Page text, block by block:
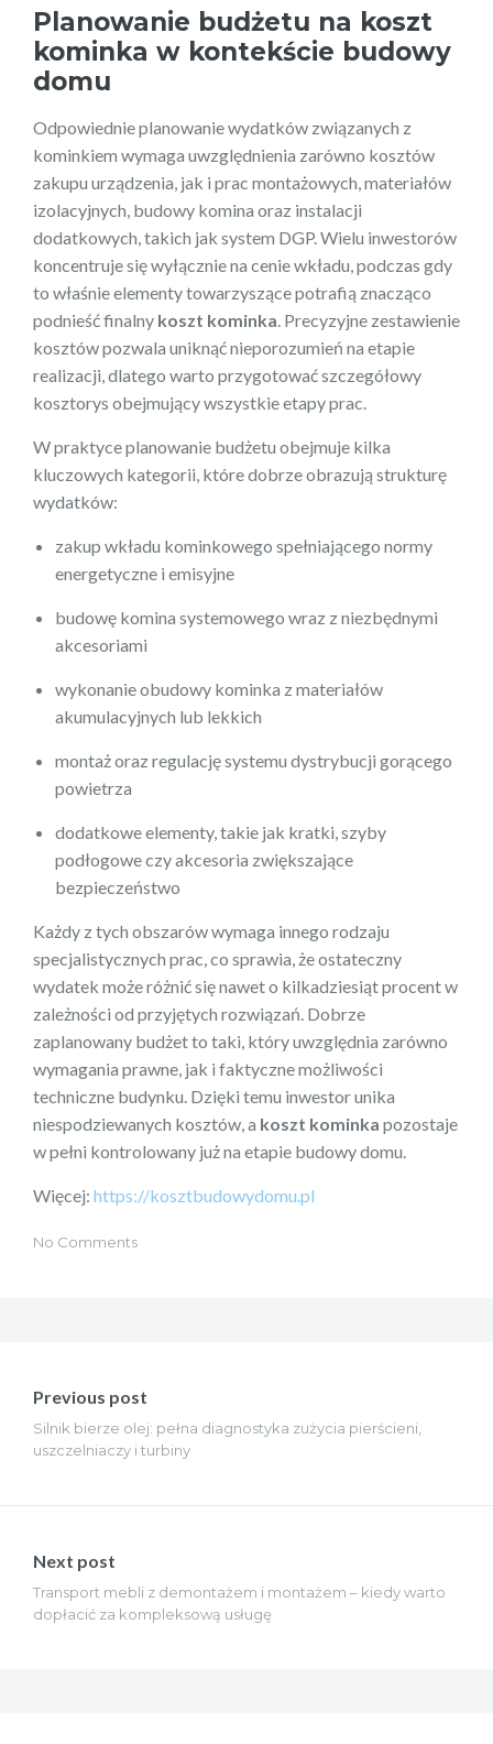
Planowanie budżetu na koszt
kominka w kontekście budowy
domu
Odpowiednie planowanie wydatków związanych z
kominkiem wymaga uwzględnienia zarówno kosztów
zakupu urządzenia, jak i prac montażowych, materiałów
izolacyjnych, budowy komina oraz instalacji
dodatkowych, takich jak system DGP. Wielu inwestorów
koncentruje się wyłącznie na cenie wkładu, podczas gdy
to właśnie elementy towarzyszące potrafią znacząco
podnieść finalny koszt kominka . Precyzyjne zestawienie
kosztów pozwala uniknąć nieporozumień na etapie
realizacji, dlatego warto przygotować szczegółowy
kosztorys obejmujący wszystkie etapy prac.
W praktyce planowanie budżetu obejmuje kilka
kluczowych kategorii, które dobrze obrazują strukturę
wydatków:
zakup wkładu kominkowego spełniającego normy
energetyczne i emisyjne
budowę komina systemowego wraz z niezbędnymi
akcesoriami
wykonanie obudowy kominka z materiałów
akumulacyjnych lub lekkich
montaż oraz regulację systemu dystrybucji gorącego
powietrza
dodatkowe elementy, takie jak kratki, szyby
podłogowe czy akcesoria zwiększające
bezpieczeństwo
Każdy z tych obszarów wymaga innego rodzaju
specjalistycznych prac, co sprawia, że ostateczny
wydatek może różnić się nawet o kilkadziesiąt procent w
zależności od przyjętych rozwiązań. Dobrze
zaplanowany budżet to taki, który uwzględnia zarówno
wymagania prawne, jak i faktyczne możliwości
techniczne budynku. Dzięki temu inwestor unika
niespodziewanych kosztów, a koszt kominka pozostaje
w pełni kontrolowany już na etapie budowy domu.
Więcej: https://kosztbudowydomu.pl
No Comments
wpisu
Previous post
Silnik bierze olej: pełna diagnostyka zużycia pierścieni,
uszczelniaczy i turbiny
Next post
Transport mebli z demontażem i montażem – kiedy warto
dopłacić za kompleksową usługę